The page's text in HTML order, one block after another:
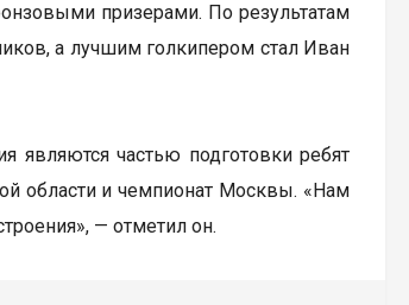
призерами. По результатам
а лучшим голкипером стал Иван
частью подготовки ребят
области и чемпионат Москвы. «Нам
— отметил он.